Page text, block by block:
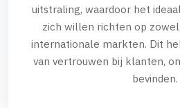
uitstraling, waardoor het
zich willen richten op zowel
internationale markten. Dit
van vertrouwen bij klanten,
bevinden.